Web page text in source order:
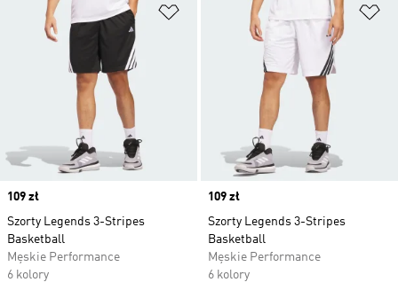
Dodaj do listy życzeń
Price
109 zł
Szorty Legends 3-Stripes
Basketball
Męskie Performance
6 kolory
Price
109 zł
Szorty Legends 3-Stripes
Basketball
Męskie Performance
6 kolory